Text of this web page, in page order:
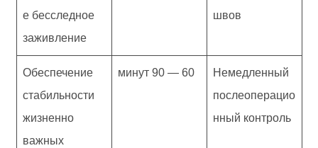
швов
е бесследное
заживление
Немедленный
послеоперацио
нный контроль
60 — 90 минут
Обеспечение
стабильности
жизненно
важных